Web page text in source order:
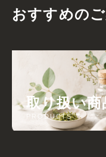
おすすめの
取り扱い商
PRODUCTS